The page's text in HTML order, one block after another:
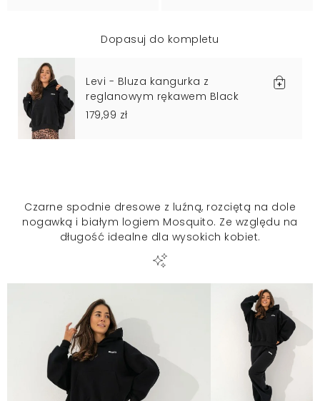
Dopasuj do kompletu
Levi - Bluza kangurka z
reglanowym rękawem Black
179,99 zł
Czarne spodnie dresowe z luźną, rozciętą na dole
nogawką i białym logiem Mosquito. Ze względu na
długość idealne dla wysokich kobiet.